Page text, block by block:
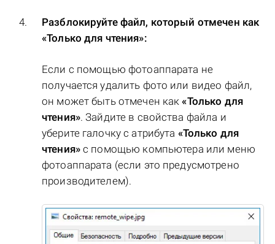
Разблокируйте файл, который отмечен как
«Только для чтения»:
Если с помощью фотоаппарата не
получается удалить фото или видео файл,
он может быть отмечен как«Только для
чтения». Зайдите в свойства файла и
уберите галочку с атрибута «Только для
чтения»с помощью компьютера или меню
фотоаппарата (если это предусмотрено
производителем).